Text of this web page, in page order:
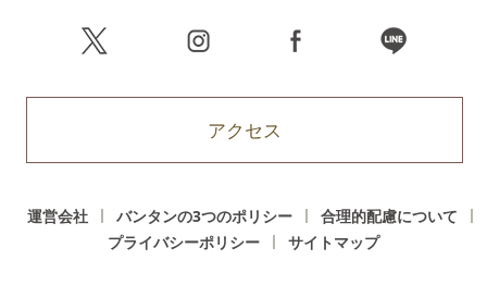
アクセス
運営会社 バンタンの3つのポリシー
合理的配慮について
プライバシーポリシー
サイトマップ